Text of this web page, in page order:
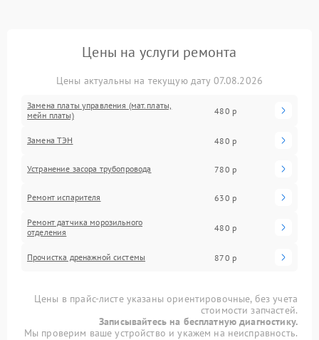
Цены на услуги ремонта
Цены актуальны на текущую дату 07.08.2026
Замена платы управления (мат.платы,
мейн платы)
480 р
Замена ТЭН 480 р
Устранение засора трубопровода 780 р
Ремонт испарителя 630 р
Ремонт датчика морозильного
отделения
480 р
Прочистка дренажной системы 870 р
Цены в прайс-листе указаны ориентировочные, без учета
стоимости запчастей.
Записывайтесь на бесплатную диагностику.
Мы проверим ваше устройство и укажем на неисправность.